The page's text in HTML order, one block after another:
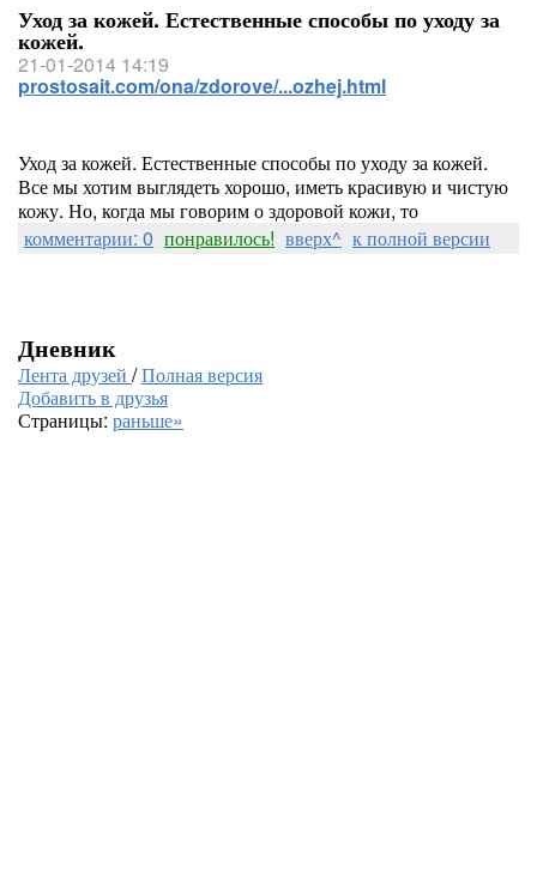
Уход за кожей. Естественные способы по уходу за
кожей.
21-01-2014 14:19
prostosait.com/ona/zdorove/...ozhej.html
Уход за кожей. Естественные способы по уходу за кожей.
Все мы хотим выглядеть хорошо, иметь красивую и чистую
кожу. Но, когда мы говорим о здоровой кожи, то
комментарии: 0 понравилось! вверх^ к полной версии
Дневник
Лента друзей /Полная версия
Добавить в друзья
Страницы: раньше»